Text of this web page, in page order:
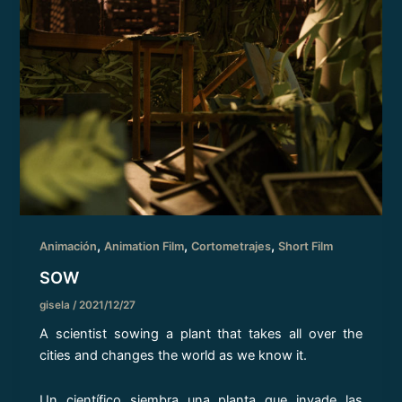
Animación,Animation Film,Cortometrajes,Short Film
SOW
gisela /2021/12/27
A scientist sowing a plant that takes all over the
cities and changes the world as we know it.